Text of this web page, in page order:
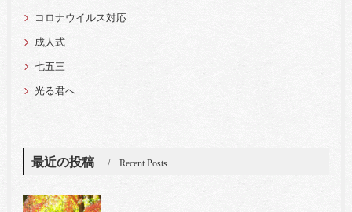
コロナウイルス対応
成人式
七五三
光る君へ
最近の投稿 Recent Posts